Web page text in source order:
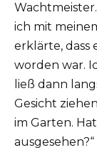
ich mit
erklärte, dass
worden war.
ließ dann
Gesicht
im Garten.